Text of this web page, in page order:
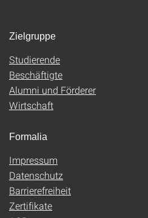
Zielgruppe
Studierende
Beschäftigte
Alumni und Förderer
Wirtschaft
Formalia
Impressum
Datenschutz
Barrierefreiheit
Zertifikate